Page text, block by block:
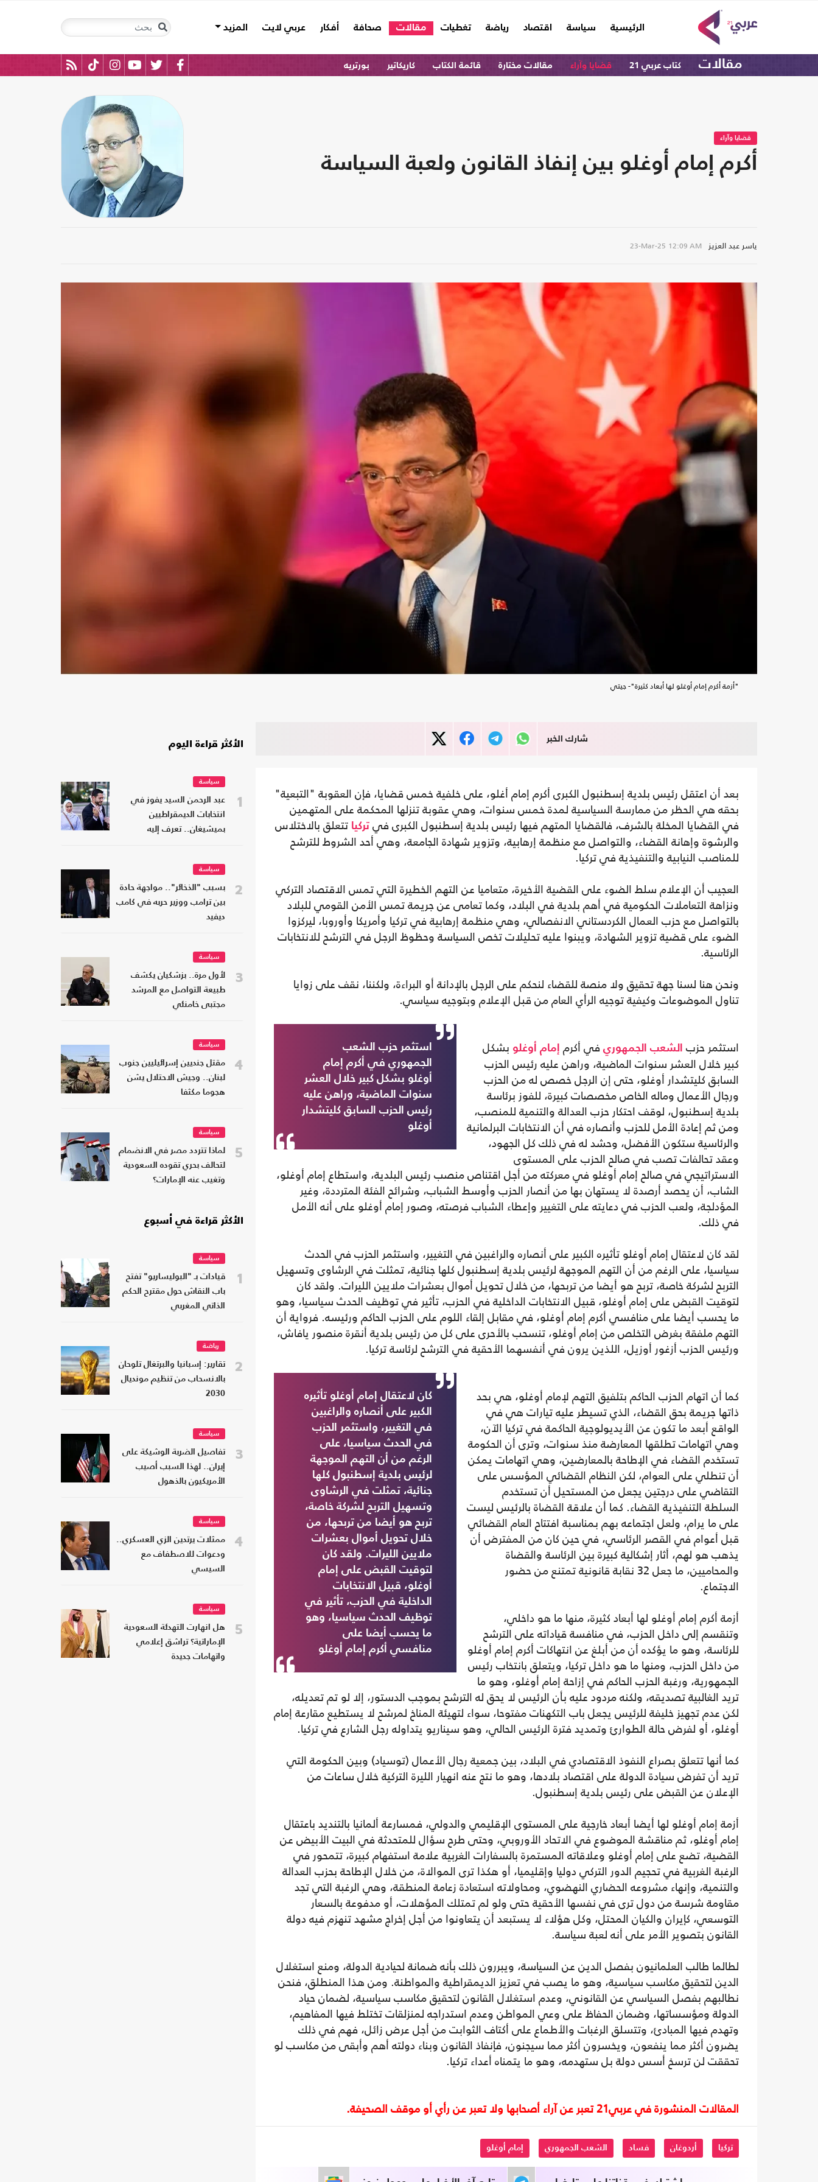
الرئيسية
(current) سياسة اقتصاد رياضة تغطيات مقالات صحافة أفكار عربي لايت المزيد
مقالات كتاب عربي 21 قضايا وآراء مقالات مختارة قائمة الكتاب كاريكاتير بورتريه
قضايا وآراء
أكرم إمام أوغلو بين إنفاذ القانون ولعبة السياسة
ياسر عبد العزيز 23-Mar-25 12:09 AM
"أزمة أكرم إمام أوغلو لها أبعاد كثيرة"- جيتي
شارك الخبر
بعد أن اعتقل رئيس بلدية إسطنبول الكبرى أكرم إمام أغلو، على خلفية خمس قضايا، فإن العقوبة "التبعية"
بحقه هي الحظر من ممارسة السياسية لمدة خمس سنوات، وهي عقوبة تنزلها المحكمة على المتهمين
في القضايا المخلة بالشرف، فالقضايا المتهم فيها رئيس بلدية إسطنبول الكبرى في تركيا تتعلق بالاختلاس
والرشوة وإهانة القضاء، والتواصل مع منظمة إرهابية، وتزوير شهادة الجامعة، وهي أحد الشروط للترشح
للمناصب النيابية والتنفيذية في تركيا.
العجيب أن الإعلام سلط الضوء على القضية الأخيرة، متعاميا عن التهم الخطيرة التي تمس الاقتصاد التركي
ونزاهة التعاملات الحكومية في أهم بلدية في البلاد، وكما تعامى عن جريمة تمس الأمن القومي للبلاد
بالتواصل مع حزب العمال الكردستاني الانفصالي، وهي منظمة إرهابية في تركيا وأمريكا وأوروبا، ليركزوا
الضوء على قضية تزوير الشهادة، ويبنوا عليه تحليلات تخص السياسة وحظوظ الرجل في الترشح للانتخابات
الرئاسية.
ونحن هنا لسنا جهة تحقيق ولا منصة للقضاء لنحكم على الرجل بالإدانة أو البراءة، ولكننا، نقف على زوايا
تناول الموضوعات وكيفية توجيه الرأي العام من قبل الإعلام وبتوجيه سياسي.
استثمر حزب الشعب
الجمهوري في أكرم إمام
أوغلو بشكل كبير خلال العشر
سنوات الماضية، وراهن عليه
رئيس الحزب السابق كليتشدار
أوغلو
استثمر حزب الشعب الجمهوري في أكرم إمام أوغلو بشكل
كبير خلال العشر سنوات الماضية، وراهن عليه رئيس الحزب
السابق كليتشدار أوغلو، حتى إن الرجل خصص له من الحزب
ورجال الأعمال وماله الخاص مخصصات كبيرة، للفوز برئاسة
بلدية إسطنبول، لوقف احتكار حزب العدالة والتنمية للمنصب،
ومن ثم إعادة الأمل للحزب وأنصاره في أن الانتخابات البرلمانية
والرئاسية ستكون الأفضل، وحشد له في ذلك كل الجهود،
وعقد تحالفات تصب في صالح الحزب على المستوى
الاستراتيجي في صالح إمام أوغلو في معركته من أجل اقتناص منصب رئيس البلدية، واستطاع إمام أوغلو،
الشاب، أن يحصد أرصدة لا يستهان بها من أنصار الحزب وأوسط الشباب، وشرائح الفئة المترددة، وغير
المؤدلجة، ولعب الحزب في دعايته على التغيير وإعطاء الشباب فرصته، وصور إمام أوغلو على أنه الأمل
في ذلك.
لقد كان لاعتقال إمام أوغلو تأثيره الكبير على أنصاره والراغبين في التغيير، واستثمر الحزب في الحدث
سياسيا، على الرغم من أن التهم الموجهة لرئيس بلدية إسطنبول كلها جنائية، تمثلت في الرشاوى وتسهيل
التربح لشركة خاصة، تربح هو أيضا من تربحها، من خلال تحويل أموال بعشرات ملايين الليرات. ولقد كان
لتوقيت القبض على إمام أوغلو، قبيل الانتخابات الداخلية في الحزب، تأثير في توظيف الحدث سياسيا، وهو
ما يحسب أيضا على منافسي أكرم إمام أوغلو، في مقابل إلقاء اللوم على الحزب الحاكم ورئيسه. فرواية أن
التهم ملفقة بغرض التخلص من إمام أوغلو، تنسحب بالأحرى على كل من رئيس بلدية أنقرة منصور يافاش،
ورئيس الحزب أزغور أوزيل، اللذين يرون في أنفسهما الأحقية في الترشح لرئاسة تركيا.
كان لاعتقال إمام أوغلو تأثيره
الكبير على أنصاره والراغبين
في التغيير، واستثمر الحزب
في الحدث سياسيا، على
الرغم من أن التهم الموجهة
لرئيس بلدية إسطنبول كلها
جنائية، تمثلت في الرشاوى
وتسهيل التربح لشركة خاصة،
تربح هو أيضا من تربحها، من
خلال تحويل أموال بعشرات
ملايين الليرات. ولقد كان
لتوقيت القبض على إمام
أوغلو، قبيل الانتخابات
الداخلية في الحزب، تأثير في
توظيف الحدث سياسيا، وهو
ما يحسب أيضا على
منافسي أكرم إمام أوغلو
كما أن اتهام الحزب الحاكم بتلفيق التهم لإمام أوغلو، هي بحد
ذاتها جريمة بحق القضاء، الذي تسيطر عليه تيارات هي في
الواقع أبعد ما تكون عن الأيديولوجية الحاكمة في تركيا الآن،
وهي اتهامات تطلقها المعارضة منذ سنوات، وترى أن الحكومة
تستخدم القضاء في الإطاحة بالمعارضين، وهي اتهامات يمكن
أن تنطلي على العوام، لكن النظام القضائي المؤسس على
التقاضي على درجتين يجعل من المستحيل أن تستخدم
السلطة التنفيذية القضاء. كما أن علاقة القضاة بالرئيس ليست
على ما يرام، ولعل اجتماعه بهم بمناسبة افتتاح العام القضائي
قبل أعوام في القصر الرئاسي، في حين كان من المفترض أن
يذهب هو لهم، أثار إشكالية كبيرة بين الرئاسة والقضاة
والمحاميين، ما جعل 32 نقابة قانونية تمتنع من حضور
الاجتماع.
أزمة أكرم إمام أوغلو لها أبعاد كثيرة، منها ما هو داخلي،
وتنقسم إلى داخل الحزب، في منافسة قياداته على الترشح
للرئاسة، وهو ما يؤكده أن من أبلغ عن انتهاكات أكرم إمام أوغلو
من داخل الحزب، ومنها ما هو داخل تركيا، ويتعلق بانتخاب رئيس
الجمهورية، ورغبة الحزب الحاكم في إزاحة إمام أوغلو، وهو ما
تريد الغالبية تصديقه، ولكنه مردود عليه بأن الرئيس لا يحق له الترشح بموجب الدستور، إلا لو تم تعديله،
لكن عدم تجهيز خليفة للرئيس يجعل باب التكهنات مفتوحا، سواء لتهيئة المناخ لمرشح لا يستطيع مقارعة إمام
أوغلو، أو لفرض حالة الطوارئ وتمديد فترة الرئيس الحالي، وهو سيناريو يتداوله رجل الشارع في تركيا.
كما أنها تتعلق بصراع النفوذ الاقتصادي في البلاد، بين جمعية رجال الأعمال (توسياد) وبين الحكومة التي
تريد أن تفرض سيادة الدولة على اقتصاد بلادها، وهو ما نتج عنه انهيار الليرة التركية خلال ساعات من
الإعلان عن القبض على رئيس بلدية إسطنبول.
أزمة إمام أوغلو لها أيضا أبعاد خارجية على المستوى الإقليمي والدولي، فمسارعة ألمانيا بالتنديد باعتقال
إمام أوغلو، ثم مناقشة الموضوع في الاتحاد الأوروبي، وحتى طرح سؤال للمتحدثة في البيت الأبيض عن
القضية، تضع على إمام أوغلو وعلاقاته المستمرة بالسفارات الغربية علامة استفهام كبيرة، تتمحور في
الرغبة الغربية في تحجيم الدور التركي دوليا وإقليميا، أو هكذا ترى الموالاة، من خلال الإطاحة بحزب العدالة
والتنمية، وإنهاء مشروعه الحضاري النهضوي، ومحاولاته استعادة زعامة المنطقة، وهي الرغبة التي تجد
مقاومة شرسة من دول ترى في نفسها الأحقية حتى ولو لم تمتلك المؤهلات، أو مدفوعة بالسعار
التوسعي، كإيران والكيان المحتل، وكل هؤلاء لا يستبعد أن يتعاونوا من أجل إخراج مشهد تنهزم فيه دولة
القانون بتصوير الأمر على أنه لعبة سياسة.
لطالما طالب العلمانيون بفصل الدين عن السياسة، ويبررون ذلك بأنه ضمانة لحيادية الدولة، ومنع استغلال
الدين لتحقيق مكاسب سياسية، وهو ما يصب في تعزيز الديمقراطية والمواطنة. ومن هذا المنطلق، فنحن
نطالبهم بفصل السياسي عن القانوني، وعدم استغلال القانون لتحقيق مكاسب سياسية، لضمان حياد
الدولة ومؤسساتها، وضمان الحفاظ على وعي المواطن وعدم استدراجه لمنزلقات تختلط فيها المفاهيم،
وتهدم فيها المبادئ، وتتسلق الرغبات والأطماع على أكتاف الثوابت من أجل عرض زائل، فهم في ذلك
يضرون أكثر مما ينفعون، ويخسرون أكثر مما سيجنون، فإنفاذ القانون وبناء دولته أهم وأبقى من مكاسب لو
تحققت لن ترسخ أسس دولة بل ستهدمه، وهو ما يتمناه أعداء تركيا.
المقالات المنشورة في عربي21 تعبر عن آراء أصحابها ولا تعبر عن رأي أو موقف الصحيفة.
تركيا أردوغان فساد الشعب الجمهوري إمام أوغلو
الأكثر قراءة اليوم
1
سياسة
عبد الرحمن السيد يفوز في
انتخابات الديمقراطيين
بميشيغان.. تعرف إليه
2
سياسة
بسبب "الذخائر".. مواجهة حادة
بين ترامب ووزير حربه في كامب
ديفيد
3
سياسة
لأول مرة.. بزشكيان يكشف
طبيعة التواصل مع المرشد
مجتبى خامنئي
4
سياسة
مقتل جنديين إسرائيليين جنوب
لبنان.. وجيش الاحتلال يشن
هجوما مكثفا
5
سياسة
لماذا تتردد مصر في الانضمام
لتحالف بحري تقوده السعودية
وتغيب عنه الإمارات؟
الأكثر قراءة في أسبوع
1
سياسة
قيادات بـ "البوليساريو" تفتح
باب النقاش حول مقترح الحكم
الذاتي المغربي
2
رياضة
تقارير: إسبانيا والبرتغال تلوحان
بالانسحاب من تنظيم مونديال
2030
3
سياسة
تفاصيل الضربة الوشيكة على
إيران.. لهذا السبب أصيب
الأمريكيون بالذهول
4
سياسة
ممثلات يرتدين الزي العسكري..
ودعوات للاصطفاف مع
السيسي
5
سياسة
هل انهارت التهدئة السعودية
الإماراتية؟ تراشق إعلامي
واتهامات جديدة